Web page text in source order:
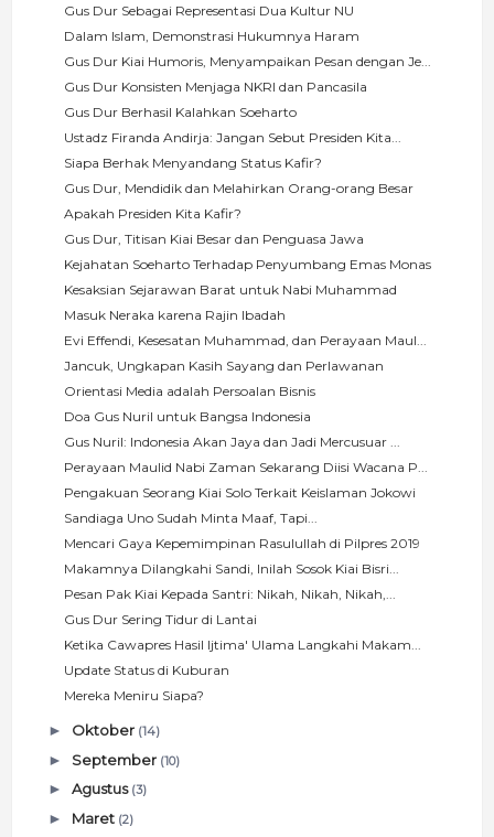
Gus Dur Sebagai Representasi Dua Kultur NU
Dalam Islam, Demonstrasi Hukumnya Haram
Gus Dur Kiai Humoris, Menyampaikan Pesan dengan Je...
Gus Dur Konsisten Menjaga NKRI dan Pancasila
Gus Dur Berhasil Kalahkan Soeharto
Ustadz Firanda Andirja: Jangan Sebut Presiden Kita...
Siapa Berhak Menyandang Status Kafir?
Gus Dur, Mendidik dan Melahirkan Orang-orang Besar
Apakah Presiden Kita Kafir?
Gus Dur, Titisan Kiai Besar dan Penguasa Jawa
Kejahatan Soeharto Terhadap Penyumbang Emas Monas
Kesaksian Sejarawan Barat untuk Nabi Muhammad
Masuk Neraka karena Rajin Ibadah
Evi Effendi, Kesesatan Muhammad, dan Perayaan Maul...
Jancuk, Ungkapan Kasih Sayang dan Perlawanan
Orientasi Media adalah Persoalan Bisnis
Doa Gus Nuril untuk Bangsa Indonesia
Gus Nuril: Indonesia Akan Jaya dan Jadi Mercusuar ...
Perayaan Maulid Nabi Zaman Sekarang Diisi Wacana P...
Pengakuan Seorang Kiai Solo Terkait Keislaman Jokowi
Sandiaga Uno Sudah Minta Maaf, Tapi...
Mencari Gaya Kepemimpinan Rasulullah di Pilpres 2019
Makamnya Dilangkahi Sandi, Inilah Sosok Kiai Bisri...
Pesan Pak Kiai Kepada Santri: Nikah, Nikah, Nikah,...
Gus Dur Sering Tidur di Lantai
Ketika Cawapres Hasil Ijtima' Ulama Langkahi Makam...
Update Status di Kuburan
Mereka Meniru Siapa?
► Oktober (14)
► September (10)
► Agustus (3)
► Maret (2)